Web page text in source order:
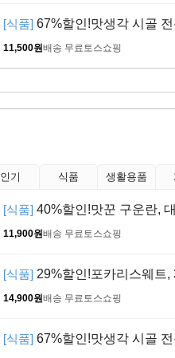
[식품] 67%할인!맛생각 시골
11,500원배송 무료 토스쇼핑
인기 식품 생활용품
[식품] 40%할인!맛꾼 구운란,
11,900원배송 무료 토스쇼핑
[식품] 29%할인!포카리스웨트,
14,900원배송 무료 토스쇼핑
[식품] 67%할인!맛생각 시골